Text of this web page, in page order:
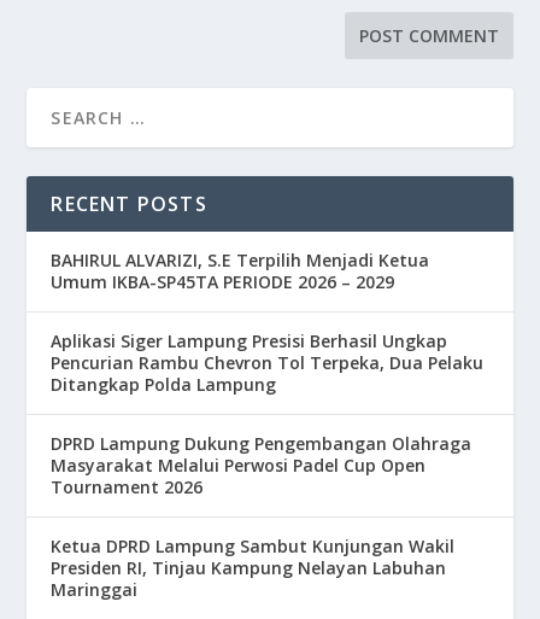
RECENT POSTS
BAHIRUL ALVARIZI, S.E Terpilih Menjadi Ketua
Umum IKBA-SP45TA PERIODE 2026 – 2029
Aplikasi Siger Lampung Presisi Berhasil Ungkap
Pencurian Rambu Chevron Tol Terpeka, Dua Pelaku
Ditangkap Polda Lampung
DPRD Lampung Dukung Pengembangan Olahraga
Masyarakat Melalui Perwosi Padel Cup Open
Tournament 2026
Ketua DPRD Lampung Sambut Kunjungan Wakil
Presiden RI, Tinjau Kampung Nelayan Labuhan
Maringgai